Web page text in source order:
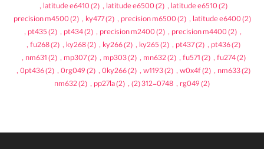
latitude e6510(2)
,
latitude e6500(2)
,
latitude e6410(2)
,
latitude e6400(2)
,
precision m6500(2)
,
ky477(2)
,
precision m4500(2)
,
precision m4400(2)
,
precision m2400(2)
,
pt434(2)
,
pt435(2)
,
pt436(2)
,
pt437(2)
,
ky265(2)
,
ky266(2)
,
ky268(2)
,
fu268(2)
,
fu274(2)
,
fu571(2)
,
mn632(2)
,
mp303(2)
,
mp307(2)
,
nm631(2)
,
nm633(2)
,
w0x4f(2)
,
w1193(2)
,
0ky266(2)
,
0rg049(2)
,
0pt436(2)
,
rg049(2)
,
312-0748
(2)
,
pp27la(2)
,
nm632(2)